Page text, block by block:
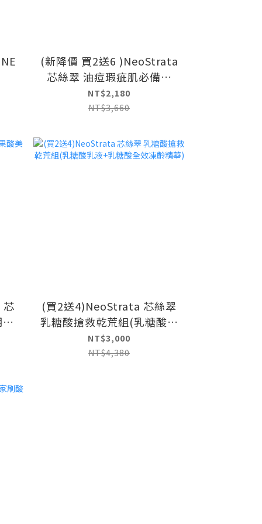
(新降價 買2送6 )NeoStrata
芯絲翠 油痘瑕疵肌必備組
(15%果酸深層凝膠2入)
NT$2,180
NT$3,660
(買2送4)NeoStrata 芯絲翠
乳糖酸搶救乾荒組(乳糖酸乳
液+乳糖酸全效凍齡精華)
NT$3,000
NT$4,380